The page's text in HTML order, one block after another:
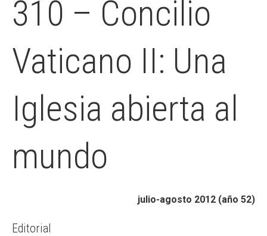
310 – Concilio
Vaticano II: Una
Iglesia abierta al
mundo
julio-agosto 2012 (año 52)
Editorial